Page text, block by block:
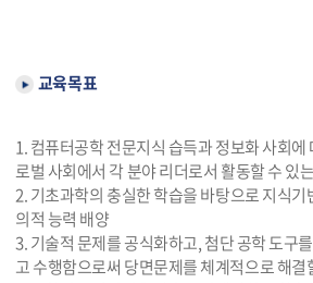
교육목표
1. 컴퓨터공학 전문지식 습득과 정보화 사회에
로벌 사회에서 각 분야 리더로서 활동할 수 있
2. 기초과학의 충실한 학습을 바탕으로 지식기
의적 능력 배양
3. 기술적 문제를 공식화하고, 첨단 공학 도구
고 수행함으로써 당면문제를 체계적으로 해결